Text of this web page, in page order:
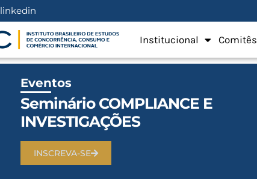
linkedin
Institucional Comitês
Eventos
Seminário COMPLIANCE E
INVESTIGAÇÕES
INSCREVA-SE